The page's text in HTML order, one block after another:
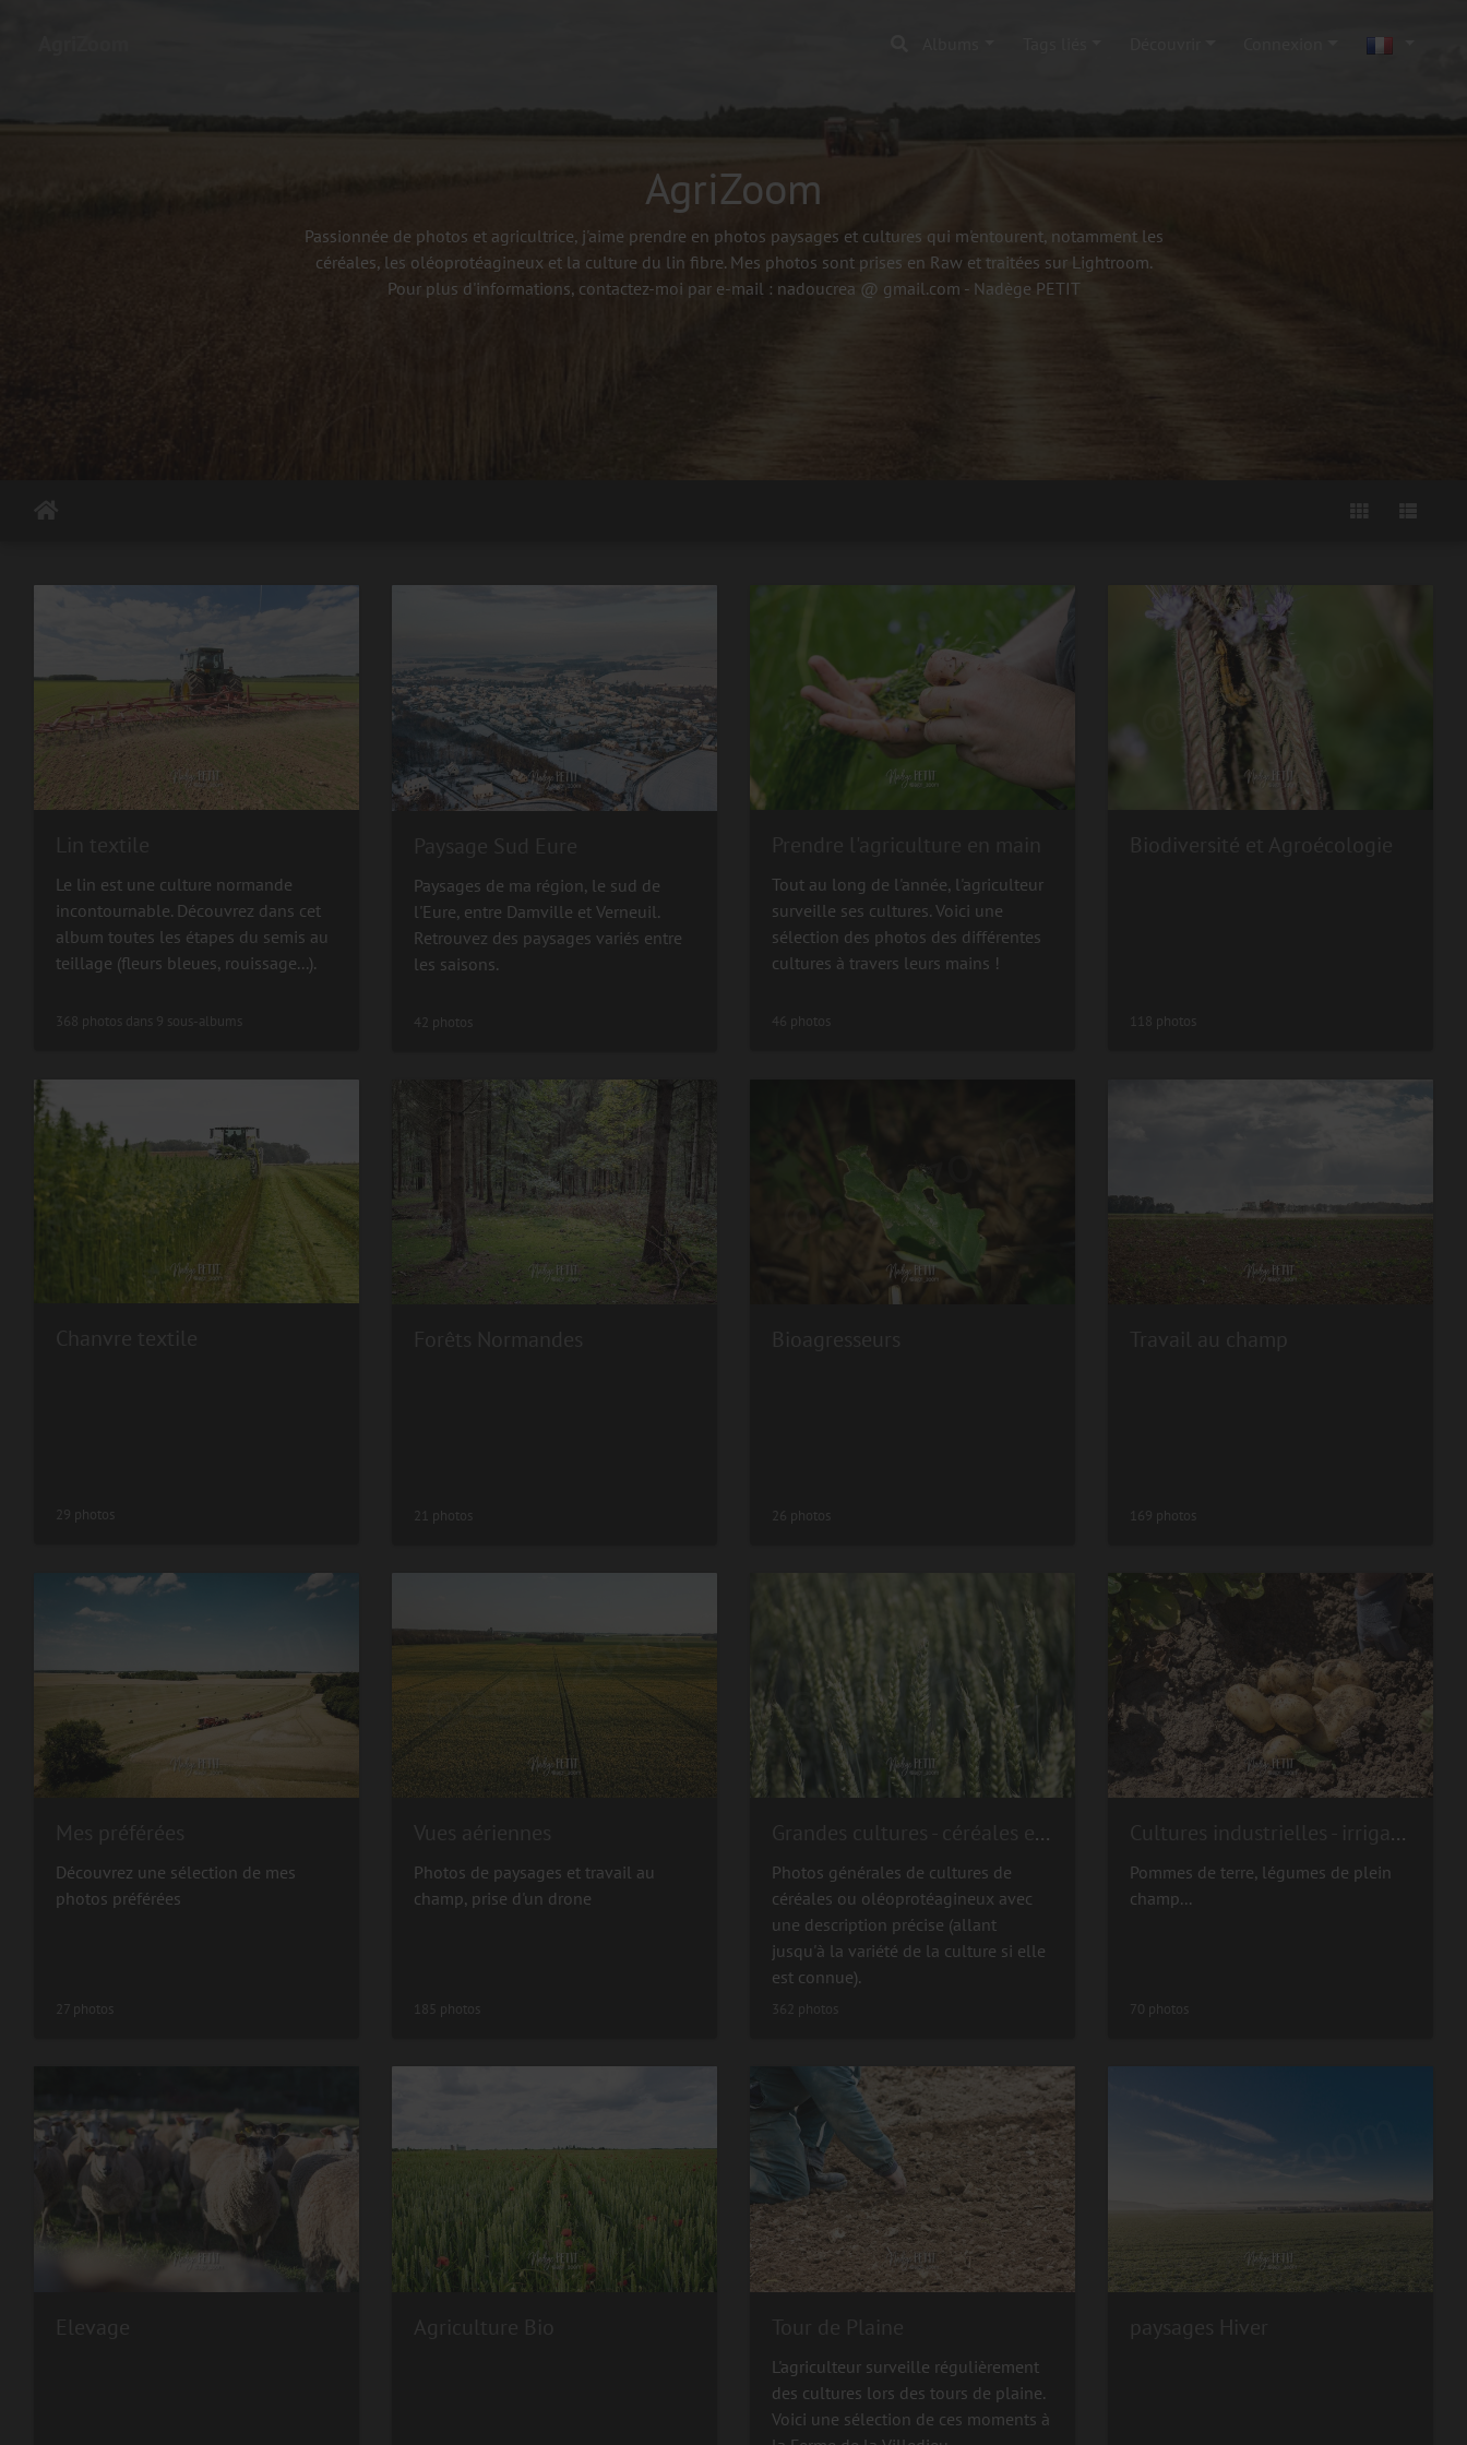
AgriZoom
Passionnée de photos et agricultrice, j'aime prendre en photos paysages et cultures qui m'entourent, notamment les
céréales, les oléoprotéagineux et la culture du lin fibre. Mes photos sont prises en Raw et traitées sur Lightroom.
Pour plus d'informations, contactez-moi par e-mail : nadoucrea @ gmail.com - Nadège PETIT
Le lin est une culture normande
incontournable. Découvrez dans cet
album toutes les étapes du semis au
teillage (fleurs bleues, rouissage...).
368 photos dans 9 sous-albums
Paysages de ma région, le sud de
l'Eure, entre Damville et Verneuil.
Retrouvez des paysages variés entre
les saisons.
42 photos
Tout au long de l'année, l'agriculteur
surveille ses cultures. Voici une
sélection des photos des différentes
cultures à travers leurs mains !
46 photos 118 photos
29 photos 21 photos 26 photos 169 photos
Découvrez une sélection de mes
photos préférées
27 photos
Photos de paysages et travail au
champ, prise d'un drone
185 photos
Grandes cultures - céréales et oléoprotéagineux
Photos générales de cultures de
céréales ou oléoprotéagineux avec
une description précise (allant
jusqu'à la variété de la culture si elle
est connue).
362 photos
Cultures industrielles - irrigation
Pommes de terre, légumes de plein
champ...
70 photos
L'agriculteur surveille régulièrement
des cultures lors des tours de plaine.
Voici une sélection de ces moments à